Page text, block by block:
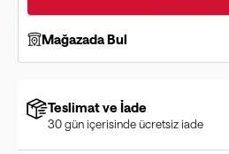
Mağazada Bul
Teslimat ve İade
30 gün içerisinde ücretsiz iade